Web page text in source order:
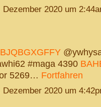
2020 um
BJQBGXGFFY
#maga 4390
5269… Fortfahren
2020 um